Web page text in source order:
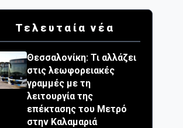
Τελευταία νέα
Θεσσαλονίκη: Τι αλλάζει
στις λεωφορειακές
γραμμές με τη
λειτουργία της
επέκτασης του Μετρό
στην Καλαμαριά